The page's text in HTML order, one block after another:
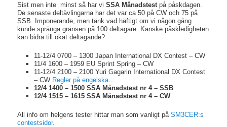
Sist men inte minst så har viSSA Månadstest på påskdagen.
De senaste deltävlingarna har det var ca 50 på CW och 75 på
SSB. Imponerande, men tänk vad häftigt om vi någon gång
kunde spränga gränsen på 100 deltagare. Kanske påskledigheten
kan bidra till ökat deltagande?
11-12/4 0700 – 1300 Japan International DX Contest – CW
11/4 1600 – 1959 EU Sprint Spring – CW
11-12/4 2100 – 2100 Yuri Gagarin International DX Contest
– CW Regler på engelska…
12/4 1400 – 1500 SSA Månadstest nr 4 – SSB
12/4 1515 – 1615 SSA Månadstest nr 4 – CW
All info om helgens tester hittar man som vanligt påSM3CER:s
contestsidor.